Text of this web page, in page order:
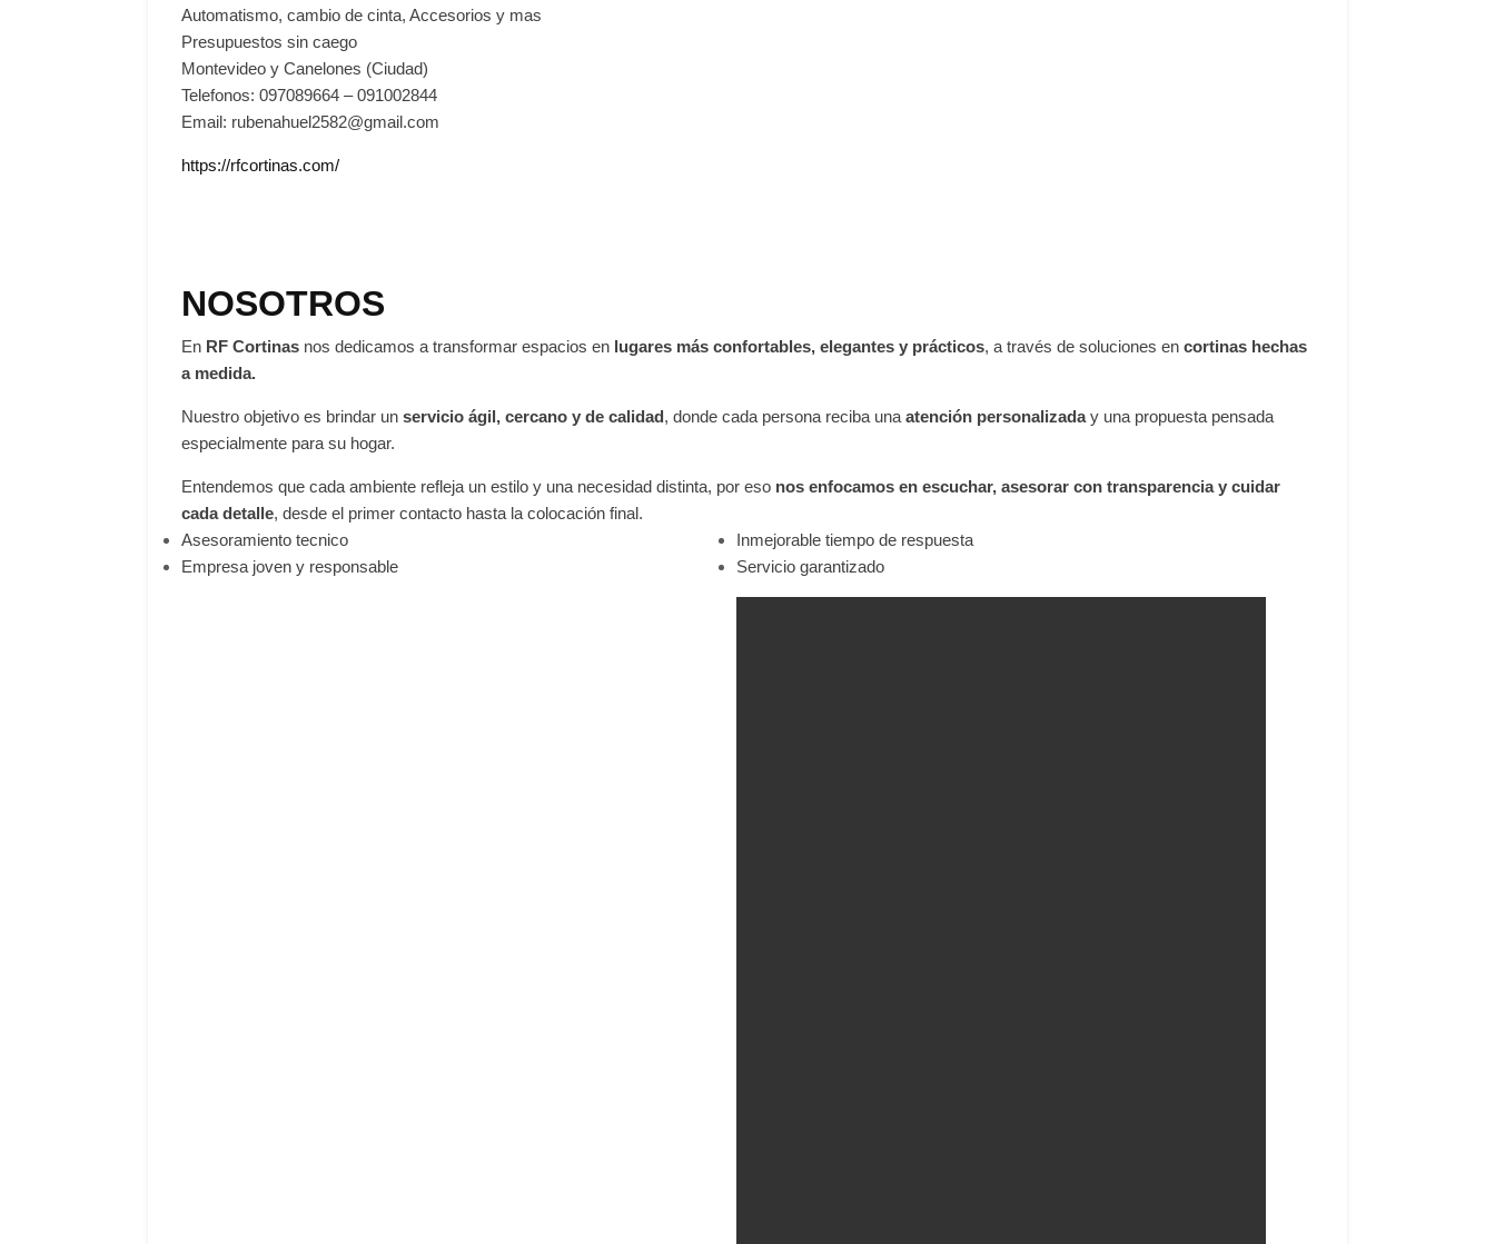
Automatismo, cambio de cinta, Accesorios y mas
Presupuestos sin caego
Montevideo y Canelones (Ciudad)
Telefonos: 097089664 – 091002844
Email: rubenahuel2582@gmail.com
https://rfcortinas.com/
NOSOTROS
En RF Cortinas nos dedicamos a transformar espacios en lugares más confortables, elegantes y prácticos, a través de soluciones en cortinas hechas
a medida.
Nuestro objetivo es brindar un servicio ágil, cercano y de calidad, donde cada persona reciba una atención personalizaday una propuesta pensada
especialmente para su hogar.
Entendemos que cada ambiente refleja un estilo y una necesidad distinta, por eso nos enfocamos en escuchar, asesorar con transparencia y cuidar
cada detalle, desde el primer contacto hasta la colocación final.
Asesoramiento tecnico
Inmejorable tiempo de respuesta
Empresa joven y responsable
Servicio garantizado